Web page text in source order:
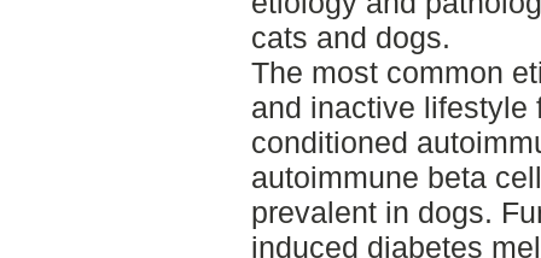
cats and dogs.
The most common
and inactive lifestyle
conditioned
autoimmune beta
prevalent in dogs.
induced diabetes